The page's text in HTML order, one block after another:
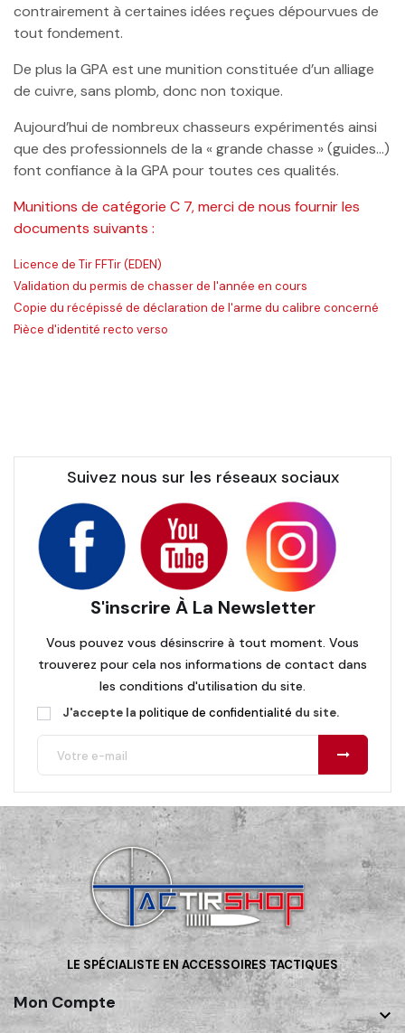
contrairement à certaines idées reçues dépourvues de
tout fondement.
De plus la GPA est une munition constituée d’un alliage
de cuivre, sans plomb, donc non toxique.
Aujourd’hui de nombreux chasseurs expérimentés ainsi
que des professionnels de la « grande chasse » (guides…)
font confiance à la GPA pour toutes ces qualités.
Munitions de catégorie C 7, merci de nous fournir les
documents suivants :
Licence de Tir FFTir (EDEN)
Validation du permis de chasser de l'année en cours
Copie du récépissé de déclaration de l'arme du calibre concerné
Pièce d'identité recto verso
Suivez nous sur les réseaux sociaux
S'inscrire À La Newsletter
Vous pouvez vous désinscrire à tout moment. Vous
trouverez pour cela nos informations de contact dans
les conditions d'utilisation du site.
J'accepte la politique de confidentialité du site.
LE SPÉCIALISTE EN ACCESSOIRES TACTIQUES
Mon Compte
